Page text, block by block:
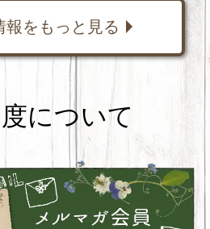
報をもっと見る
について